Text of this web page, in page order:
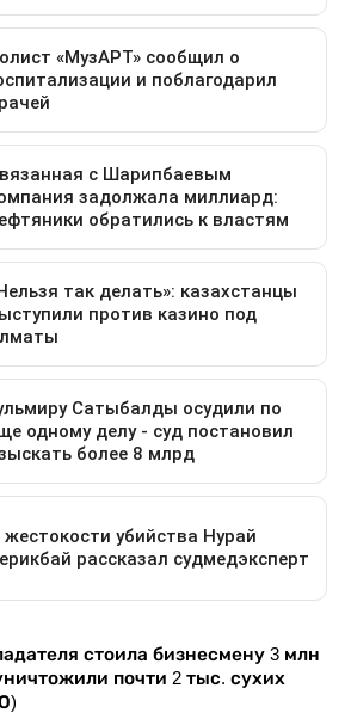
стоила бизнесмену 3 млн
почти 2 тыс. сухих